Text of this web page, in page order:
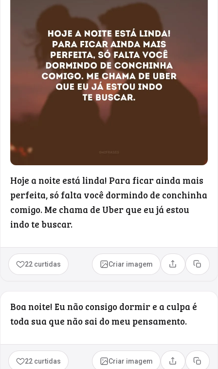
Hoje a noite está linda! Para ficar ainda mais
perfeita, só falta você dormindo de conchinha
comigo. Me chama de Uber que eu já estou
indo te buscar.
22 curtidas Criar imagem Compartilhar
Copiar
Boa noite! Eu não consigo dormir e a culpa é
toda sua que não sai do meu pensamento.
22 curtidas Criar imagem Compartilhar
Copiar